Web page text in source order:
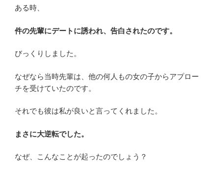
ある時、
件の先輩にデートに誘われ、告白されたのです。
びっくりしました。
なぜなら当時先輩は、他の何人もの女の子からアプロー
チを受けていたのです。
それでも彼は私が良いと言ってくれました。
まさに大逆転でした。
なぜ、こんなことが起ったのでしょう？